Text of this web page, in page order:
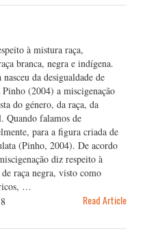
à mistura raça,
branca, negra e indígena.
da desigualdade de
(2004) a miscigenação
do género, da raça, da
Quando falamos de
para a figura criada de
(Pinho, 2004). De acordo
diz respeito à
raça negra, visto como
…
Read Article